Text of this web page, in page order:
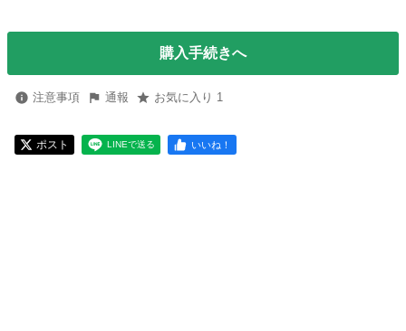
購入手続きへ
注意事項 通報 お気に入り 1
ポスト LINEで送る いいね！